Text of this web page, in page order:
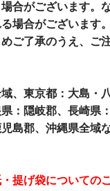
合がございます。
場合がございます。
ご了承のうえ、ご
、東京都：大島・
：隠岐郡、長崎県
島郡、沖縄県全域
・提げ袋についての